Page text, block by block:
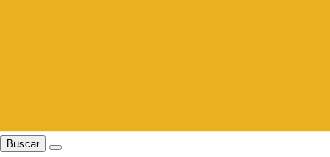
Buscar